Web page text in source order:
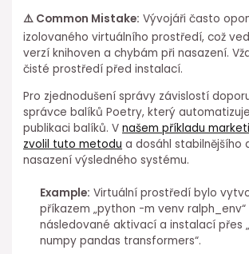
⚠️ Common Mistake: Vývojáři často
izolovaného virtuálního prostředí, což
verzí knihoven a chybám při nasazení.
čisté prostředí před instalací.
Pro zjednodušení správy závislostí
správce balíků Poetry, který
publikaci balíků. Vnašem příkladu
zvolil tuto metodu a dosáhl stabilnějšího
nasazení výsledného systému.
Example: Virtuální prostředí bylo
příkazem „python -m venv ralph_env“
následované aktivací a instalací přes
numpy⁢ pandas transformers“.